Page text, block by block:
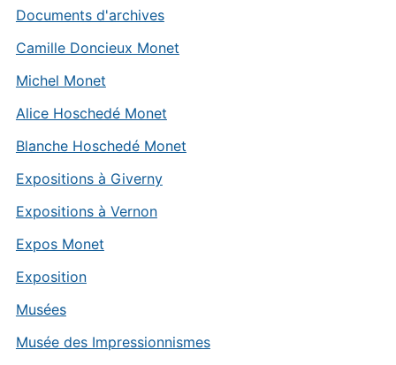
Documents d'archives
Camille Doncieux Monet
Michel Monet
Alice Hoschedé Monet
Blanche Hoschedé Monet
Expositions à Giverny
Expositions à Vernon
Expos Monet
Exposition
Musées
Musée des Impressionnismes